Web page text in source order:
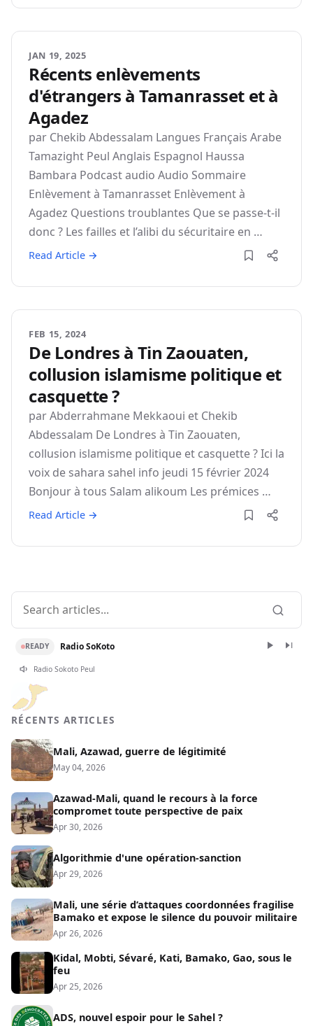
JAN 19, 2025
Récents enlèvements
d'étrangers à Tamanrasset et à
Agadez
par Chekib Abdessalam Langues Français Arabe
Tamazight Peul Anglais Espagnol Haussa
Bambara Podcast audio Audio Sommaire
Enlèvement à Tamanrasset Enlèvement à
Agadez Questions troublantes Que se passe-t-il
donc ? Les failles et l’alibi du sécuritaire en …
Read Article →
FEB 15, 2024
De Londres à Tin Zaouaten,
collusion islamisme politique et
casquette ?
par Abderrahmane Mekkaoui et Chekib
Abdessalam De Londres à Tin Zaouaten,
collusion islamisme politique et casquette ? Ici la
voix de sahara sahel info jeudi 15 février 2024
Bonjour à tous Salam alikoum Les prémices …
Read Article →
READY Radio SoKoto
Radio Sokoto Peul
RÉCENTS ARTICLES
Mali, Azawad, guerre de légitimité
May 04, 2026
Azawad-Mali, quand le recours à la force
compromet toute perspective de paix
Apr 30, 2026
Algorithmie d'une opération-sanction
Apr 29, 2026
Mali, une série d’attaques coordonnées fragilise
Bamako et expose le silence du pouvoir militaire
Apr 26, 2026
Kidal, Mobti, Sévaré, Kati, Bamako, Gao, sous le
feu
Apr 25, 2026
ADS, nouvel espoir pour le Sahel ?